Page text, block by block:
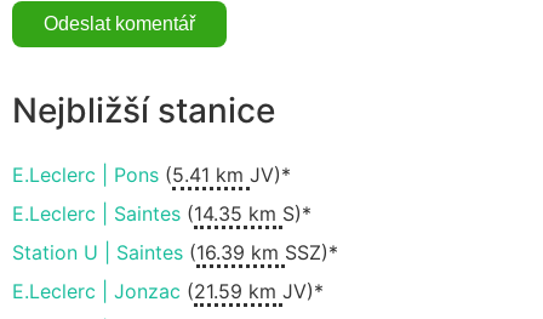
Nejbližší stanice
E.Leclerc | Pons (5.41 km JV)*
E.Leclerc | Saintes (14.35 km S)*
Station U | Saintes (16.39 km SSZ)*
E.Leclerc | Jonzac (21.59 km JV)*